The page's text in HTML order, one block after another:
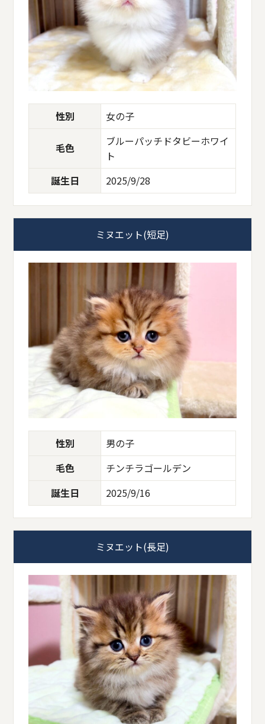
性別 女の子
毛色
ブルーパッチドタビーホワイ
ト
誕生日
2025/9/28
ミヌエット(短足)
性別
男の子
毛色
チンチラゴールデン
誕生日
2025/9/16
ミヌエット(長足)